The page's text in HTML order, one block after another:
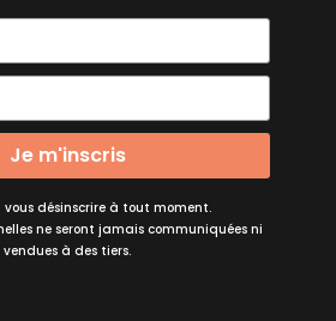
Je m'inscris
vous désinscrire à tout moment.
ne seront jamais communiquées ni
vendues à des tiers.